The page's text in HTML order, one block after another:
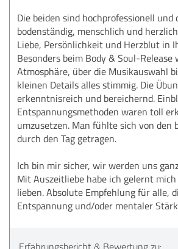
Die beiden sind hochprofessionell und
bodenständig, menschlich und
Liebe, Persönlichkeit und Herzblut in
Besonders beim Body & Soul-Release
Atmosphäre, über die Musikauswahl
kleinen Details alles stimmig. Die
erkenntnisreich und bereichernd.
Entspannungsmethoden waren toll
umzusetzen. Man fühlte sich von den
durch den Tag getragen.
Ich bin mir sicher, wir werden uns
Mit Auszeitliebe habe ich gelernt
lieben. Absolute Empfehlung für alle,
Entspannung und/oder mentaler